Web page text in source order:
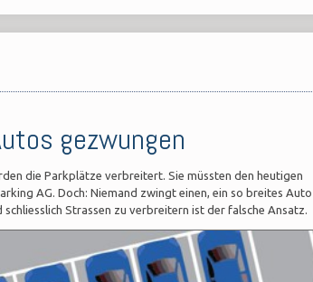
gezwungen
die Parkplätze verbreitert. Sie müssten den heutigen
AG. Doch: Niemand zwingt einen, ein so breites Auto
Strassen zu verbreitern ist der falsche Ansatz.